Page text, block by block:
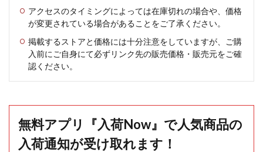
アクセスのタイミングによっては在庫切れの場合や、価格
が変更されている場合があることをご了承ください。
掲載するストアと価格には十分注意をしていますが、ご購
入前にご自身にて必ずリンク先の販売価格・販売元をご確
認ください。
無料アプリ『入荷Now』で人気商品の
入荷通知が受け取れます！